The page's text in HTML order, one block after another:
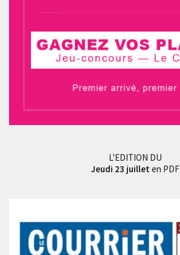
L'EDITION DU
Jeudi 23 juillet en PDF